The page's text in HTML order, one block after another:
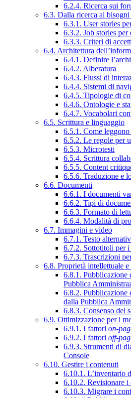
6.2.4. Ricerca sui
6.3. Dalla ricerca ai
6.3.1. User stories
6.3.2. Job stories
6.3.3. Criteri di
6.4. Architettura
6.4.1. Definire
6.4.2. Alberatura
6.4.3. Flussi di
6.4.4. Sistemi di
6.4.5. Tipologie di
6.4.6. Ontologie e
6.4.7. Vocabolari
6.5. Scrittura e linguaggio
6.5.1. Come
6.5.2. Le regole per
6.5.3. Microtesti
6.5.4. Scrittura
6.5.5. Content
6.5.6. Traduzione e
6.6. Documenti
6.6.1. I documenti
6.6.2. Tipi di
6.6.3. Formato di
6.6.4. Modalità di
6.7. Immagini e video
6.7.1. Testo
6.7.2. Sottotitoli per
6.7.3. Trascrizioni
6.8. Proprietà intellettuale
6.8.1. Pubblicazione
Pubblica
6.8.2. Pubblicazione
dalla Pubblica
6.8.3. Consenso dei
6.9. Ottimizzazione per i
6.9.1. I fattori on-
6.9.2. I fattori off-
6.9.3. Strumenti di
Console
6.10. Gestire i contenuti
6.10.1. L’inventario
6.10.2. Revisionare i
6.10.3. Migrare i